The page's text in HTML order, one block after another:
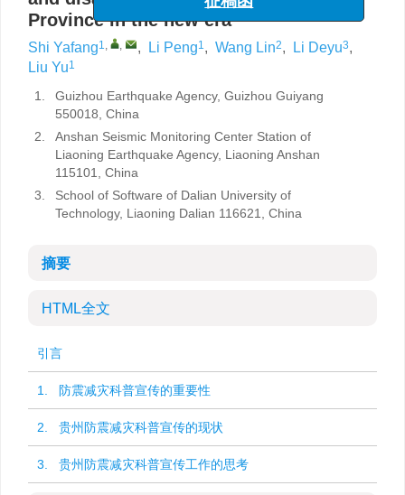
Province in the new era
Shi Yafang1, , , Li Peng1, Wang Lin2, Li Deyu3,
Liu Yu1
1.
Guizhou Earthquake Agency, Guizhou Guiyang
550018, China
2.
Anshan Seismic Monitoring Center Station of
Liaoning Earthquake Agency, Liaoning Anshan
115101, China
3.
School of Software of Dalian University of
Technology, Liaoning Dalian 116621, China
摘要
HTML全文
引言
1. 防震减灾科普宣传的重要性
2. 贵州防震减灾科普宣传的现状
3. 贵州防震减灾科普宣传工作的思考